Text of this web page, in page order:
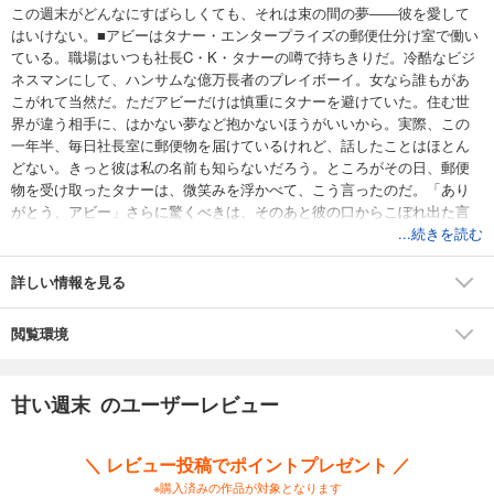
この週末がどんなにすばらしくても、それは束の間の夢――彼を愛して
はいけない。■アビーはタナー・エンタープライズの郵便仕分け室で働い
ている。職場はいつも社長C・K・タナーの噂で持ちきりだ。冷酷なビジ
ネスマンにして、ハンサムな億万長者のプレイボーイ。女なら誰もがあ
こがれて当然だ。ただアビーだけは慎重にタナーを避けていた。住む世
界が違う相手に、はかない夢など抱かないほうがいいから。実際、この
一年半、毎日社長室に郵便物を届けているけれど、話したことはほとん
どない。きっと彼は私の名前も知らないだろう。ところがその日、郵便
物を受け取ったタナーは、微笑みを浮かべて、こう言ったのだ。「あり
がとう、アビー」さらに驚くべきは、そのあと彼の口からこぼれ出た言
葉だ!「この週末、僕に同行して、妻役を演じてもらえないだろうか」そ
れは企業買収を有利に運ぶためのビジネスとしての提案だった。
...続きを読む
詳しい情報を見る
閲覧環境
甘い週末 のユーザーレビュー
＼ レビュー投稿でポイントプレゼント ／
※購入済みの作品が対象となります